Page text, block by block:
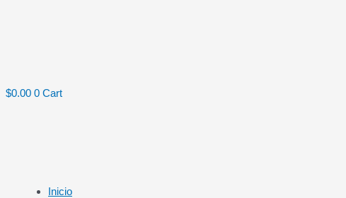
$0.00 0 Cart
Inicio